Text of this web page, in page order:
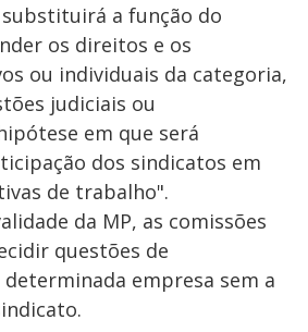
a função do
os direitos e os
ou individuais da categoria,
judiciais ou
em que será
dos sindicatos em
de trabalho".
da MP, as comissões
questões de
empresa sem a